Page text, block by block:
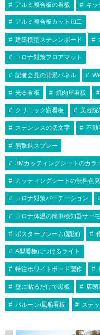
アルミ複合板の看板 キ
アルミ複合板カット加工
建築模型スチレンボード
コロナ対策フロアマット
記者会見の背景パネル
光る看板 焼肉屋看板
クリニック窓看板 美容院
ステンレスの切文字 不動
熊撃退スプレー
3Mカッティングシートのカラ
カッティングシートの無料色
コロナ対策パーテーション
コロナ体温の簡単検知器サー
ポスターフレーム(額縁)
A型看板につけるライト
特注ホワイトボード製作
壁に貼るだけで黒板 店
バルーン/風船看板 ステ